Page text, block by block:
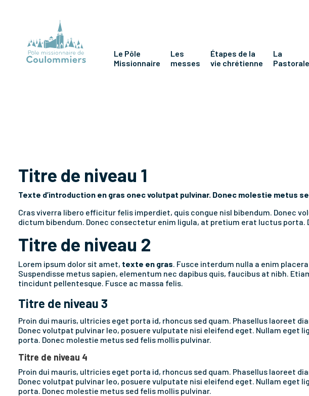
Le Pôle
Missionnaire
Les
messes
Étapes de la
vie chrétienne
La
Pastorale
Titre de niveau 1
Texte d’introduction en gras onec volutpat pulvinar. Donec molestie metus
Cras viverra libero efficitur felis imperdiet, quis congue nisl bibendum. Donec
dictum bibendum. Donec consectetur enim ligula, at pretium erat luctus porta.
Titre de niveau 2
Lorem ipsum dolor sit amet, texte en gras . Fusce interdum nulla a enim
Suspendisse metus sapien, elementum nec dapibus quis, faucibus at nibh.
tincidunt pellentesque. Fusce ac massa felis.
Titre de niveau 3
Proin dui mauris, ultricies eget porta id, rhoncus sed quam. Phasellus laoreet
Donec volutpat pulvinar leo, posuere vulputate nisi eleifend eget. Nullam
porta. Donec molestie metus sed felis mollis pulvinar.
Titre de niveau 4
Proin dui mauris, ultricies eget porta id, rhoncus sed quam. Phasellus laoreet
Donec volutpat pulvinar leo, posuere vulputate nisi eleifend eget. Nullam
porta. Donec molestie metus sed felis mollis pulvinar.